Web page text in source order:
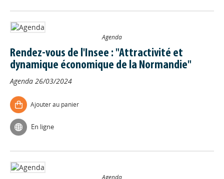
Agenda
Rendez-vous de l'Insee : "Attractivité et
dynamique économique de la Normandie"
Agenda 26/03/2024
Ajouter au panier
En ligne
Agenda